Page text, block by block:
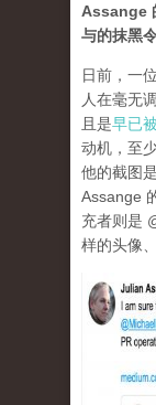
Assange
与的抹黑
日前，一
人在毫无
且是早已
动机，至
他的截图
Assange
充者则是
样的头像